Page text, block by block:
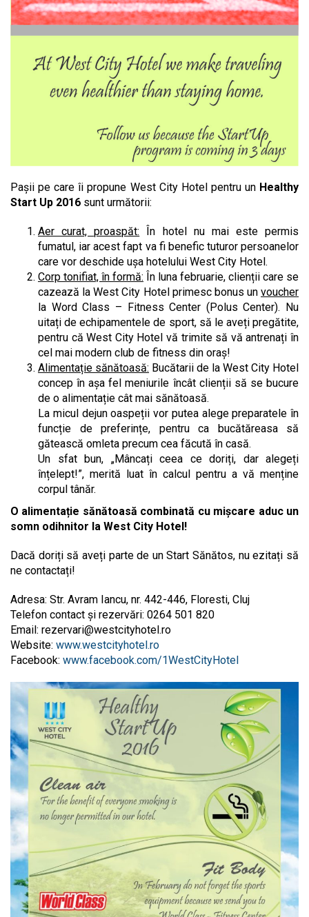
Pașii pe care îi propune West City Hotel pentru un Healthy
Start Up 2016 sunt următorii:
Aer curat, proaspăt: În hotel nu mai este permis
fumatul, iar acest fapt va fi benefic tuturor persoanelor
care vor deschide ușa hotelului West City Hotel.
Corp tonifiat, în formă: În luna februarie, clienții care se
cazează la West City Hotel primesc bonus un voucher
la Word Class – Fitness Center (Polus Center). Nu
uitați de echipamentele de sport, să le aveți pregătite,
pentru că West City Hotel vă trimite să vă antrenați în
cel mai modern club de fitness din oraș!
Alimentație sănătoasă: Bucătarii de la West City Hotel
concep în așa fel meniurile încât clienții să se bucure
de o alimentație cât mai sănătoasă.
La micul dejun oaspeții vor putea alege preparatele în
funcție de preferințe, pentru ca bucătăreasa să
gătească omleta precum cea făcută în casă.
Un sfat bun, „Mâncați ceea ce doriți, dar alegeți
înțelept!”, merită luat în calcul pentru a vă menține
corpul tânăr.
O alimentație sănătoasă combinată cu mișcare aduc un
somn odihnitor la West City Hotel!
Dacă doriți să aveți parte de un Start Sănătos, nu ezitați să
ne contactați!
Adresa: Str. Avram Iancu, nr. 442-446, Floresti, Cluj
Telefon contact și rezervări: 0264 501 820
Email: rezervari@westcityhotel.ro
Website: www.westcityhotel.ro
Facebook: www.facebook.com/1WestCityHotel